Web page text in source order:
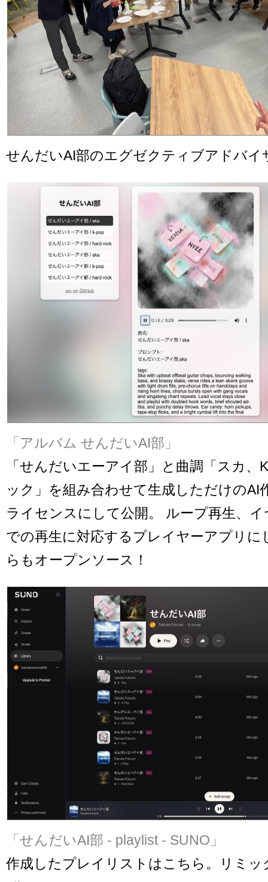
せんだいAI部のエグゼクティブアドバイ
「アルバム せんだいAI部」
「せんだいエーアイ部」と曲調「スカ、
ック」を組み合わせて生成しただけのAI
ライセンスにして公開。 ループ再生、
での再生に対応するプレイヤーアプリに
らもオープンソース！
「せんだいAI部 - playlist - SUNO」
作成したプレイリストはこちら。リミ